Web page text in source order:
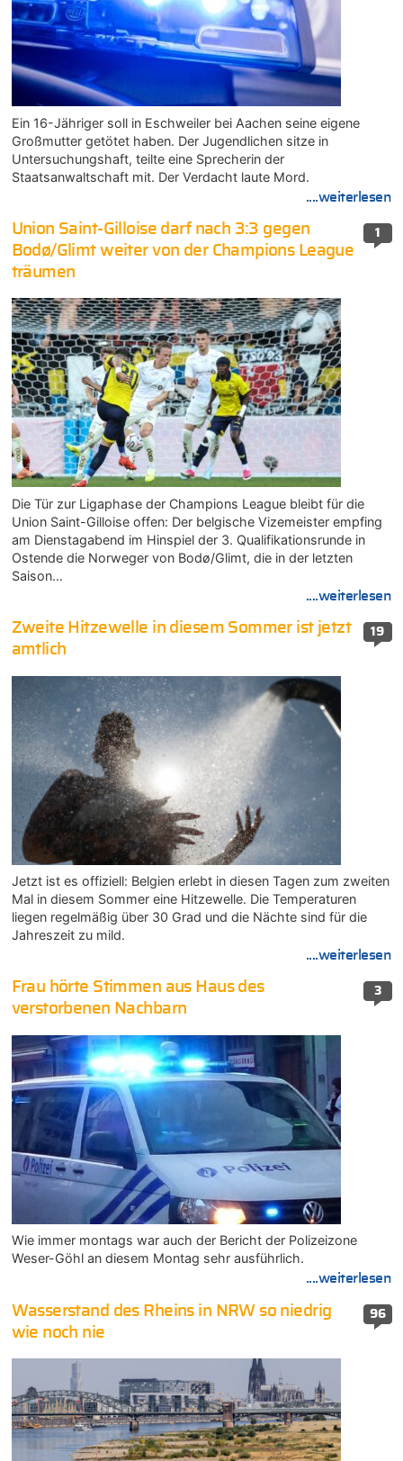
Ein 16-Jähriger soll in Eschweiler bei Aachen seine eigene
Großmutter getötet haben. Der Jugendlichen sitze in
Untersuchungshaft, teilte eine Sprecherin der
Staatsanwaltschaft mit. Der Verdacht laute Mord.
....weiterlesen
1
Union Saint-Gilloise darf nach 3:3 gegen
Bodø/Glimt weiter von der Champions League
träumen
Die Tür zur Ligaphase der Champions League bleibt für die
Union Saint-Gilloise offen: Der belgische Vizemeister empfing
am Dienstagabend im Hinspiel der 3. Qualifikationsrunde in
Ostende die Norweger von Bodø/Glimt, die in der letzten
Saison…
....weiterlesen
19
Zweite Hitzewelle in diesem Sommer ist jetzt
amtlich
Jetzt ist es offiziell: Belgien erlebt in diesen Tagen zum zweiten
Mal in diesem Sommer eine Hitzewelle. Die Temperaturen
liegen regelmäßig über 30 Grad und die Nächte sind für die
Jahreszeit zu mild.
....weiterlesen
3
Frau hörte Stimmen aus Haus des
verstorbenen Nachbarn
Wie immer montags war auch der Bericht der Polizeizone
Weser-Göhl an diesem Montag sehr ausführlich.
....weiterlesen
96
Wasserstand des Rheins in NRW so niedrig
wie noch nie